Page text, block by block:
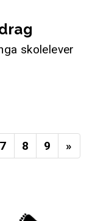
skolelever
7 8 9 »